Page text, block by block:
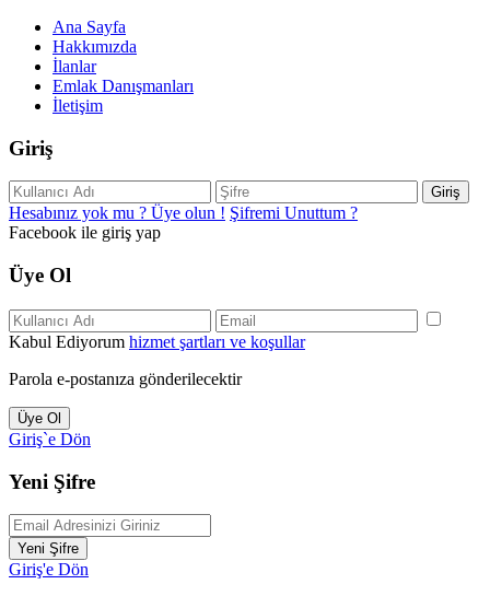
Ana Sayfa
Hakkımızda
İlanlar
Emlak Danışmanları
İletişim
Giriş
Giriş
Hesabınız yok mu ? Üye olun ! Şifremi Unuttum ?
Facebook ile giriş yap
Üye Ol
Kabul Ediyorum hizmet şartları ve koşullar
Parola e-postanıza gönderilecektir
Üye Ol
Giriş`e Dön
Yeni Şifre
Yeni Şifre
Giriş'e Dön